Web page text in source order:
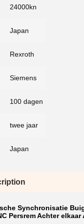
24000kn
Japan
Rexroth
Siemens
100 dagen
twee jaar
Japan
Synchronisatie
Persrem Achter elkaar